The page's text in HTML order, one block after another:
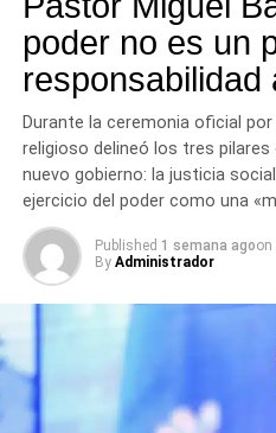
poder no es un
responsabilidad
Durante la ceremonia oficial
religioso delineó los tres pilares
nuevo gobierno: la justicia
ejercicio del poder como una
Published 1 semana agoon
By Administrador